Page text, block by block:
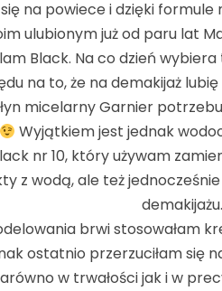
na powiece i dzięki
ulubionym już od paru lat
Black. Na co dzień
na to, że na demakijaż
micelarny Garnier
Wyjątkiem jest jednak
nr 10, który używam
z wodą, ale też
demakijażu.
brwi stosowałam
ostatnio przerzuciłam się
w trwałości jak i w